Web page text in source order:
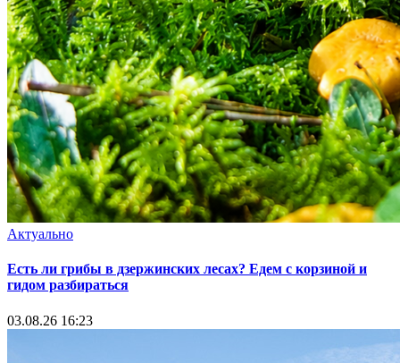
Актуально
Есть ли грибы в дзержинских лесах? Едем с корзиной и
гидом разбираться
03.08.26 16:23